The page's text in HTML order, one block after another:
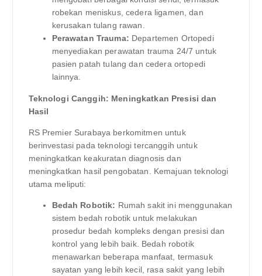
robekan meniskus, cedera ligamen, dan
kerusakan tulang rawan.
Perawatan Trauma: Departemen Ortopedi
menyediakan perawatan trauma 24/7 untuk
pasien patah tulang dan cedera ortopedi
lainnya.
Teknologi Canggih: Meningkatkan Presisi dan
Hasil
RS Premier Surabaya berkomitmen untuk
berinvestasi pada teknologi tercanggih untuk
meningkatkan keakuratan diagnosis dan
meningkatkan hasil pengobatan. Kemajuan teknologi
utama meliputi:
Bedah Robotik: Rumah sakit ini menggunakan
sistem bedah robotik untuk melakukan
prosedur bedah kompleks dengan presisi dan
kontrol yang lebih baik. Bedah robotik
menawarkan beberapa manfaat, termasuk
sayatan yang lebih kecil, rasa sakit yang lebih